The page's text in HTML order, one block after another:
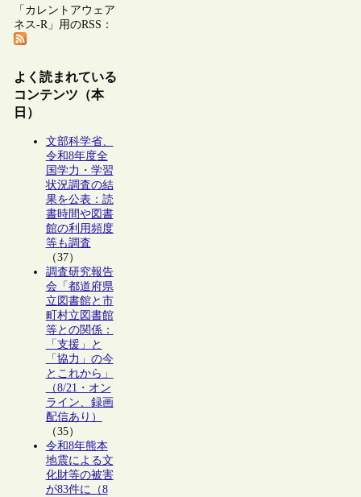
「カレントアウェア
ネス-R」用のRSS：
よく読まれている
コンテンツ（本
日）
文部科学省、
令和8年度全
国学力・学習
状況調査の結
果を公表：読
書時間や図書
館の利用頻度
等も調査
（37）
調査研究報告
会「都道府県
立図書館と市
町村立図書館
等との関係：
「支援」と
「協力」の今
とこれから」
（8/21・オン
ライン、録画
配信あり）
（35）
令和8年熊本
地震による文
化財等の被害
が83件に（8